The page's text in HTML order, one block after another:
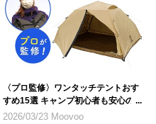
〈プロ監修〉ワンタッチテントおす
すめ15選 キャンプ初心者も安心の
人気モデル
2026/03/23 Moovoo